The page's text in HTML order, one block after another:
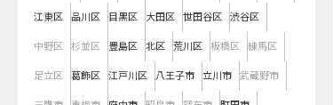
江東区 品川区 目黒区 大田区 世田谷区 渋谷区
中野区 杉並区 豊島区 北区 荒川区 板橋区 練馬区
足立区 葛飾区 江戸川区 八王子市 立川市 武蔵野市